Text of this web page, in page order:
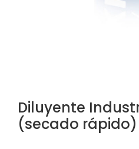
Diluyente
(secado rápido)